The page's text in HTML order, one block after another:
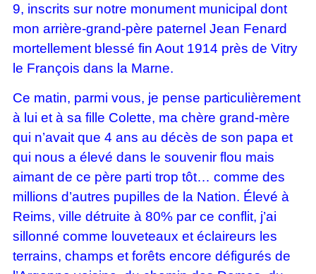
9, inscrits sur notre monument municipal dont
mon arrière-grand-père paternel Jean Fenard
mortellement blessé fin Aout 1914 près de Vitry
le François dans la Marne.
Ce matin, parmi vous, je pense particulièrement
à lui et à sa fille Colette, ma chère grand-mère
qui n’avait que 4 ans au décès de son papa et
qui nous a élevé dans le souvenir flou mais
aimant de ce père parti trop tôt… comme des
millions d’autres pupilles de la Nation. Élevé à
Reims, ville détruite à 80% par ce conflit, j’ai
sillonné comme louveteaux et éclaireurs les
terrains, champs et forêts encore défigurés de